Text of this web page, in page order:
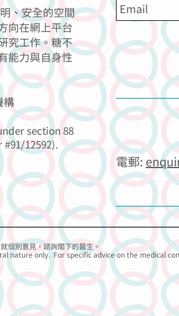
、安全的空間
向在網上平台
究工作。糖不
能力與自身性
構
section 88
12592).
電郵:
就個別意見，諮詢閣下的醫生。
nature only. For specific advice on the medical